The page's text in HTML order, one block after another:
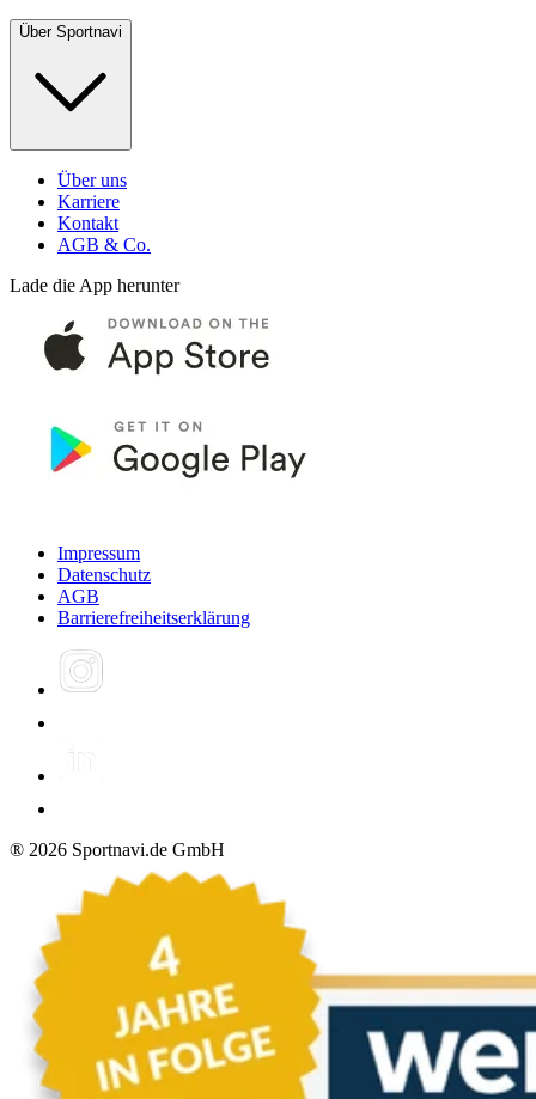
Über Sportnavi
Über uns
Karriere
Kontakt
AGB & Co.
Lade die App herunter
Impressum
Datenschutz
AGB
Barrierefreiheitserklärung
® 2026 Sportnavi.de GmbH